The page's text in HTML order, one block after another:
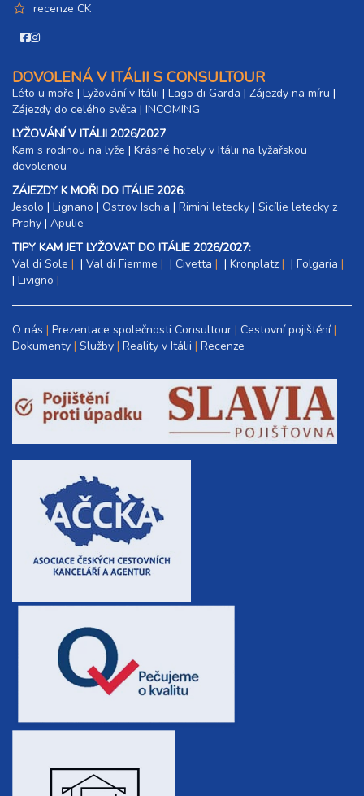
recenze CK
DOVOLENÁ V ITÁLII S CONSULTOUR
Léto u moře | Lyžování v Itálii | Lago di Garda | Zájezdy na míru |
Zájezdy do celého světa | INCOMING
LYŽOVÁNÍ V ITÁLII 2026/2027
Kam s rodinou na lyže |​ Krásné hotely v Itálii na lyžařskou
dovolenou
ZÁJEZDY K MOŘI DO ITÁLIE 2026:
Jesolo | Lignano | Ostrov Ischia | Rimini letecky | Sicílie letecky z
Prahy | Apulie
TIPY KAM JET LYŽOVAT DO ITÁLIE 2026/2027:
Val di Sole
| Val di Fiemme | Civetta | Kronplatz | Folgaria
| Livigno
O nás Prezentace společnosti Consultour Cestovní pojištění
Dokumenty Služby Reality v Itálii Recenze